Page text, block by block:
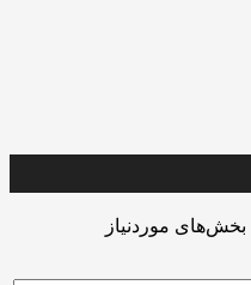
بخش‌های موردنیاز